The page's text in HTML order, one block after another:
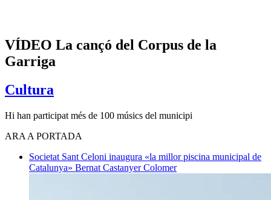
VÍDEO La cançó del Corpus de la
Garriga
Cultura
Hi han participat més de 100 músics del municipi
ARA A PORTADA
Societat Sant Celoni inaugura «la millor piscina municipal de
Catalunya» Bernat Castanyer Colomer